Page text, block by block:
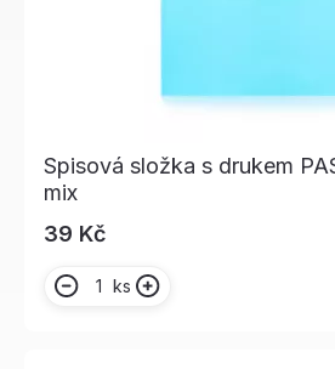
Spisová složka s drukem
mix
39 Kč
ks